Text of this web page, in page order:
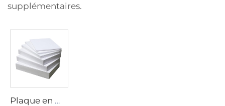
supplémentaires.
Plaque en mousse de PVC